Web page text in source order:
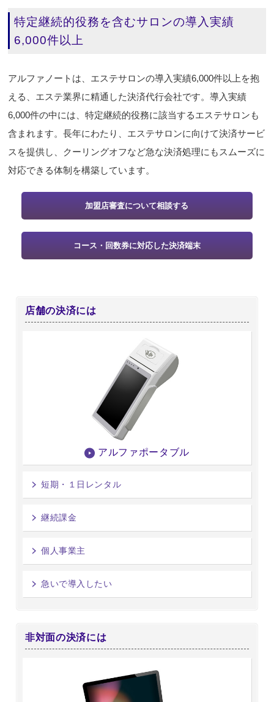
特定継続的役務を含むサロンの導入実績
6,000件以上
アルファノートは、エステサロンの導入実績6,000件以上を抱
える、エステ業界に精通した決済代行会社です。導入実績
6,000件の中には、特定継続的役務に該当するエステサロンも
含まれます。長年にわたり、エステサロンに向けて決済サービ
スを提供し、クーリングオフなど急な決済処理にもスムーズに
対応できる体制を構築しています。
加盟店審査について相談する
コース・回数券に対応した決済端末
店舗の決済には
アルファポータブル
短期・１日レンタル
継続課金
個人事業主
急いで導入したい
非対面の決済には